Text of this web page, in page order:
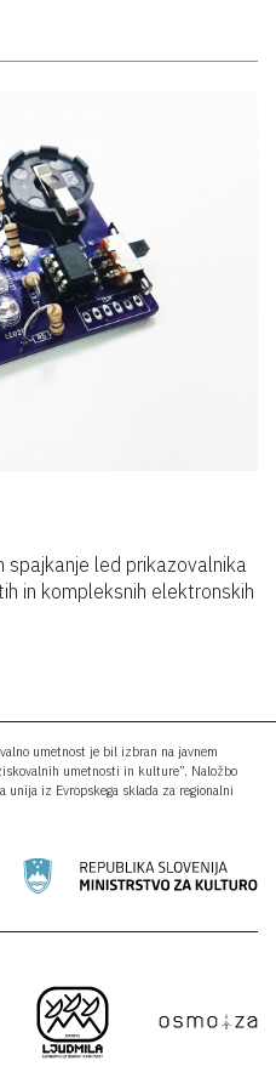
spajkanje led prikazovalnika
in kompleksnih elektronskih
umetnost je bil izbran na javnem
umetnosti in kulture”. Naložbo
unija iz Evropskega sklada za regionalni